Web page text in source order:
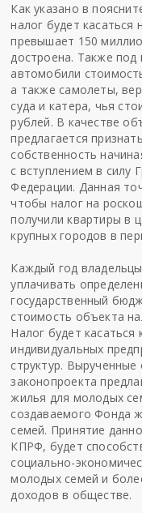
Как указано в
налог будет
превышает 150
достроена. Также
автомобили
а также самолеты,
суда и катера, чья
рублей. В качестве
предлагается
собственность
с вступлением в силу
Федерации. Данная
чтобы налог на
получили квартиры в
крупных городов в
Каждый год
уплачивать
государственный
стоимость объекта
Налог будет касаться
индивидуальных
структур.
законопроекта
жилья для молодых
создаваемого Фонда
семей. Принятие
КПРФ, будет
социально-
молодых семей и
доходов в обществе.